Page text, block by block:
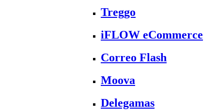
Treggo
iFLOW eCommerce
Correo Flash
Moova
Delegamas